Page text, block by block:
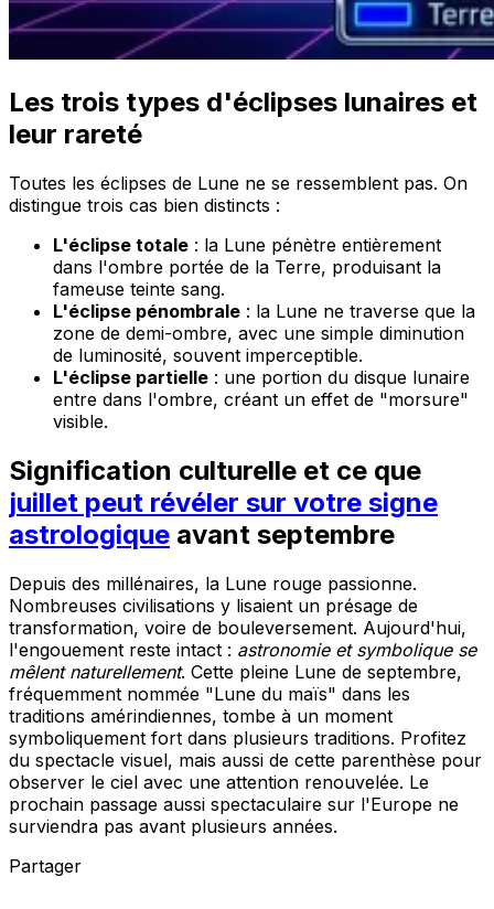
Les trois types d'éclipses lunaires et
leur rareté
Toutes les éclipses de Lune ne se ressemblent pas. On
distingue trois cas bien distincts :
L'éclipse totale : la Lune pénètre entièrement
dans l'ombre portée de la Terre, produisant la
fameuse teinte sang.
L'éclipse pénombrale : la Lune ne traverse que la
zone de demi-ombre, avec une simple diminution
de luminosité, souvent imperceptible.
L'éclipse partielle : une portion du disque lunaire
entre dans l'ombre, créant un effet de "morsure"
visible.
Signification culturelle et ce que
juillet peut révéler sur votre signe
astrologique avant septembre
Depuis des millénaires, la Lune rouge passionne.
Nombreuses civilisations y lisaient un présage de
transformation, voire de bouleversement. Aujourd'hui,
l'engouement reste intact : astronomie et symbolique se
mêlent naturellement. Cette pleine Lune de septembre,
fréquemment nommée "Lune du maïs" dans les
traditions amérindiennes, tombe à un moment
symboliquement fort dans plusieurs traditions. Profitez
du spectacle visuel, mais aussi de cette parenthèse pour
observer le ciel avec une attention renouvelée. Le
prochain passage aussi spectaculaire sur l'Europe ne
surviendra pas avant plusieurs années.
Partager